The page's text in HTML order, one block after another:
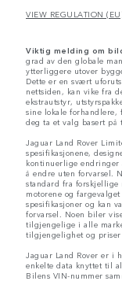
VIEW REGULATION
Viktig melding om
grad av den globale
ytterliggere utover
Dette er en svært
nettsiden, kan vike fra
ekstrautstyr,
sine lokale forhandlere,
deg ta et valg basert
Jaguar Land Rover
spesifikasjonene,
kontinuerlige endringer
å endre uten forvarsel.
standard fra forskjellige
motorene og
spesifikasjoner og kan
forvarsel. Noen biler
tilgjengelige i alle
tilgjengelighet og
Jaguar Land Rover er i
enkelte data knyttet til
Bilens VIN-nummer